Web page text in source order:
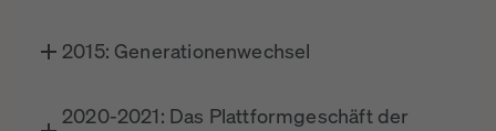
2015: Generationenwechsel
2020-2021: Das Plattformgeschäft der